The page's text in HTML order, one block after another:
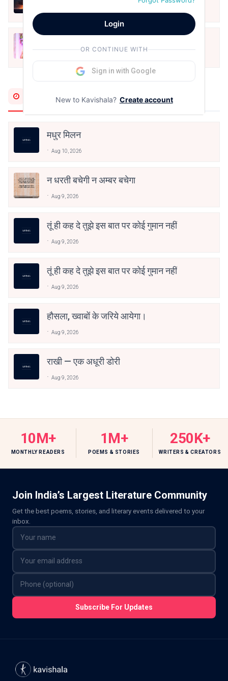
अनामिका अम्बर जैन
Most Recent
मधुर मिलन
Aug 10, 2026
न धरती बचेगी न अम्बर बचेगा
Aug 9, 2026
तूं ही कह दे तुझे इस बात पर कोई गुमान नहीं
Aug 9, 2026
तूं ही कह दे तुझे इस बात पर कोई गुमान नहीं
Aug 9, 2026
हौसला, ख्वाबों के जरिये आयेगा।
Aug 9, 2026
राखी — एक अधूरी डोरी
Aug 9, 2026
10M+
MONTHLY READERS
1M+
POEMS & STORIES
250K+
WRITERS & CREATORS
Join India’s Largest Literature Community
Get the best poems, stories, and literary events delivered to your
inbox.
Subscribe For Updates
Login
OR CONTINUE WITH
Sign in with Google
New to Kavishala? Create account